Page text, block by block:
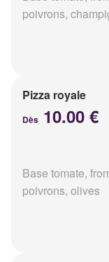
poivrons,
Pizza royale
Dès 10.00 €
Base tomate,
poivrons, olives